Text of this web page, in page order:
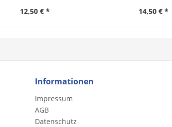
12,50 € * 14,50 € *
Informationen
Impressum
AGB
Datenschutz